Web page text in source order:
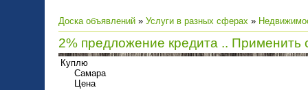
Доска объявлений » Услуги в разных сферах »
2% предложение кредита .. Применить
Куплю
Самара
Цена